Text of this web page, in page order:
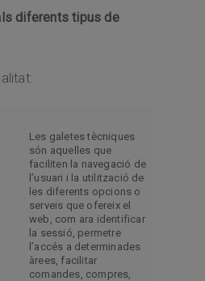
diferents tipus de
Les galetes tècniques
són aquelles que
faciliten la navegació de
l’usuari i la utilització de
les diferents opcions o
serveis que ofereix el
web, com ara identificar
la sessió, permetre
l’accés a determinades
àrees, facilitar
comandes, compres,